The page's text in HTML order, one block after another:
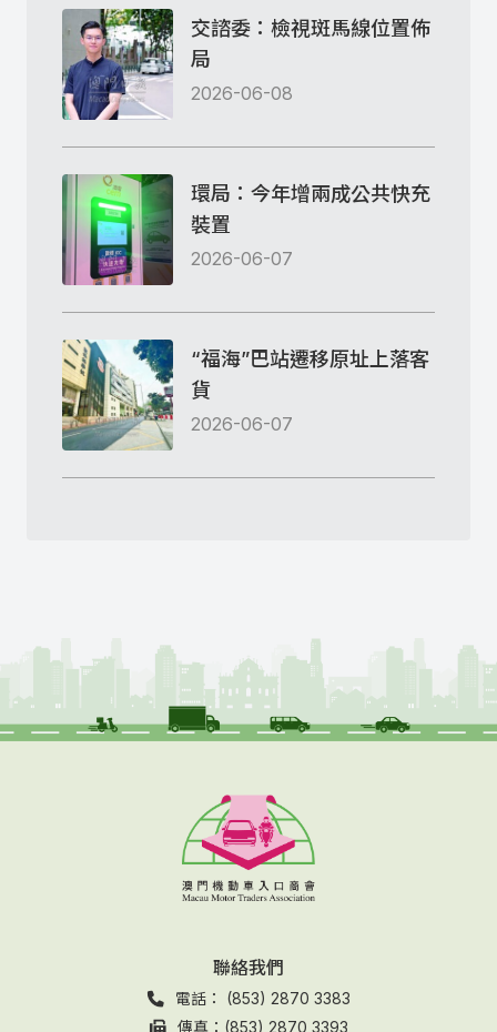
交諮委：檢視斑馬線位置佈
局
2026-06-08
環局：今年增兩成公共快充
裝置
2026-06-07
“福海”巴站遷移原址上落客
貨
2026-06-07
聯絡我們
電話： (853) 2870 3383
傳真：(853) 2870 3393